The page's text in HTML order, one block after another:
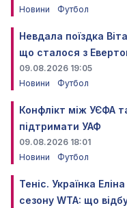
Новини
Футбол
Невдала поїздка
що сталося з
09.08.2026 19:05
Новини
Футбол
Конфлікт між УЄФА
підтримати УАФ
09.08.2026 18:01
Новини
Футбол
Теніс. Українка
сезону WTA: що